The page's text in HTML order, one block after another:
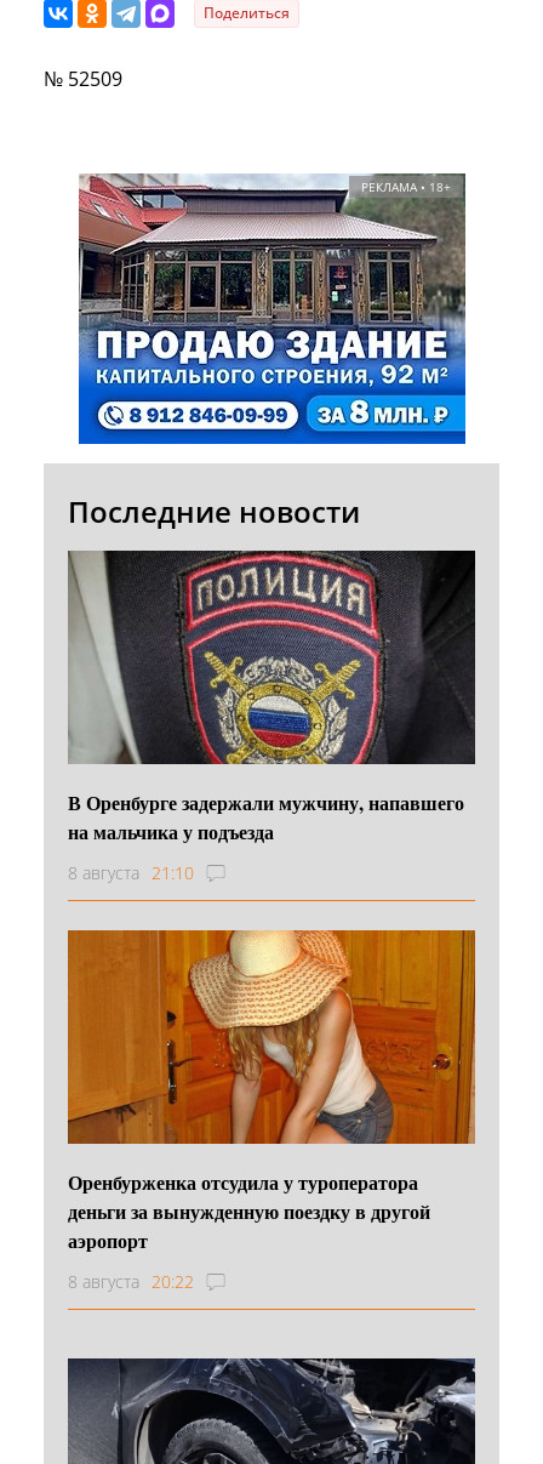
Поделиться
№ 52509
РЕКЛАМА • 18+
Последние новости
В Оренбурге задержали мужчину, напавшего
на мальчика у подъезда
8 августа 21:10
Оренбурженка отсудила у туроператора
деньги за вынужденную поездку в другой
аэропорт
8 августа 20:22